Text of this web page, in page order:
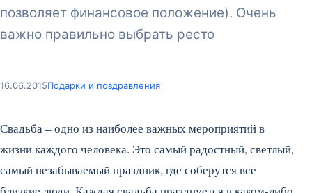
позволяет финансовое положение). Очень
важно правильно выбрать ресто
16.06.2015Подарки и поздравления
Свадьба – одно из наиболее важных мероприятий в
жизни каждого человека. Это самый радостный, светлый,
самый незабываемый праздник, где соберутся все